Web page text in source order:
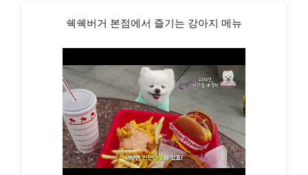
쉑쉑버거 본점에서 즐기는 강아지 메뉴